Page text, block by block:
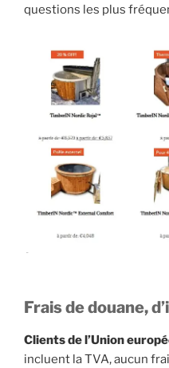
questions les plus
Frais de douane,
Clients de l’Union
incluent la TVA, aucun